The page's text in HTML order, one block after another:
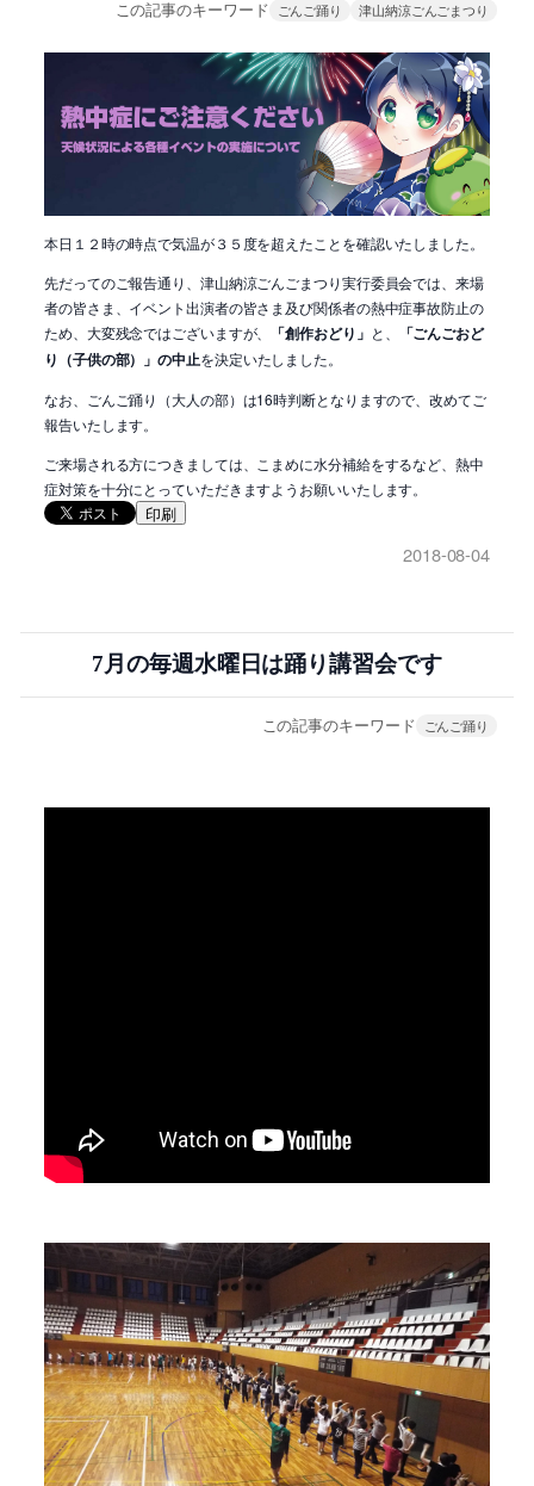
この記事のキーワード ごんご踊り 津山納涼ごんごまつり
本日１２時の時点で気温が３５度を超えたことを確認いたしました。
先だってのご報告通り、津山納涼ごんごまつり実行委員会では、来場
者の皆さま、イベント出演者の皆さま及び関係者の熱中症事故防止の
ため、大変残念ではございますが、
「創作おどり」 と、
「ごんごおど
り（子供の部）」の中止を決定いたしました。
なお、ごんご踊り（大人の部）は16時判断となりますので、改めてご
報告いたします。
ご来場される方につきましては、こまめに水分補給をするなど、熱中
症対策を十分にとっていただきますようお願いいたします。
印刷
2018-08-04
7月の毎週水曜日は踊り講習会です
この記事のキーワード ごんご踊り